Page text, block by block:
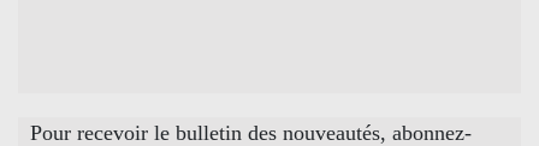
Pour recevoir le bulletin des nouveautés, abonnez-